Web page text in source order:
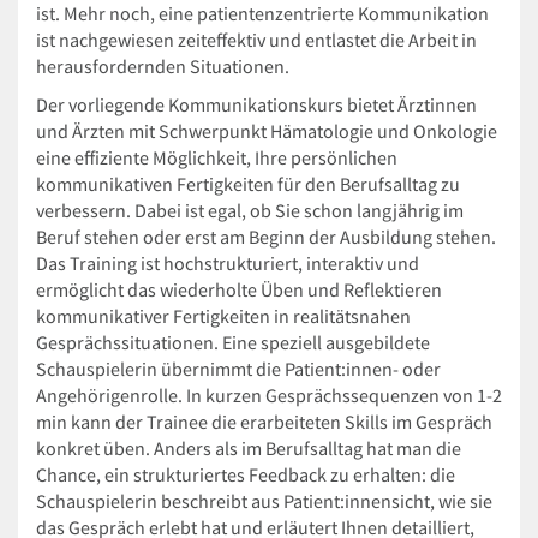
ist. Mehr noch, eine patientenzentrierte Kommunikation
ist nachgewiesen zeiteffektiv und entlastet die Arbeit in
herausfordernden Situationen.
Der vorliegende Kommunikationskurs bietet Ärztinnen
und Ärzten mit Schwerpunkt Hämatologie und Onkologie
eine effiziente Möglichkeit, Ihre persönlichen
kommunikativen Fertigkeiten für den Berufsalltag zu
verbessern. Dabei ist egal, ob Sie schon langjährig im
Beruf stehen oder erst am Beginn der Ausbildung stehen.
Das Training ist hochstrukturiert, interaktiv und
ermöglicht das wiederholte Üben und Reflektieren
kommunikativer Fertigkeiten in realitätsnahen
Gesprächssituationen. Eine speziell ausgebildete
Schauspielerin übernimmt die Patient:innen- oder
Angehörigenrolle. In kurzen Gesprächssequenzen von 1-2
min kann der Trainee die erarbeiteten Skills im Gespräch
konkret üben. Anders als im Berufsalltag hat man die
Chance, ein strukturiertes Feedback zu erhalten: die
Schauspielerin beschreibt aus Patient:innensicht, wie sie
das Gespräch erlebt hat und erläutert Ihnen detailliert,